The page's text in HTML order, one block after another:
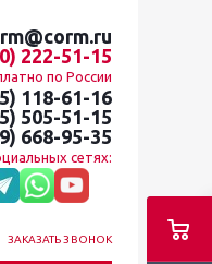
222-51-15
по России
118-61-16
505-51-15
668-95-35
сетях:
ЗАКАЗАТЬ ЗВОНОК